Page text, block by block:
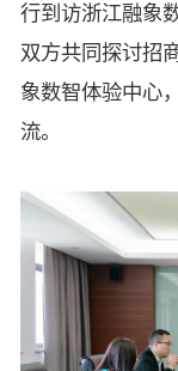
行到访浙江融象
双方共同探讨招
象数智体验中心
流。